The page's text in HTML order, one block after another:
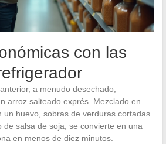
con las
a menudo desechado,
arroz salteado exprés. Mezclado en
un huevo, sobras de verduras cortadas
de salsa de soja, se convierte en una
en menos de diez minutos.